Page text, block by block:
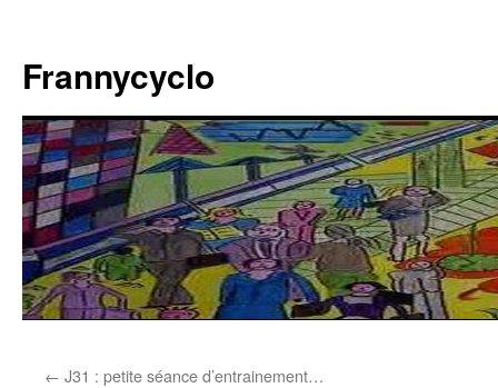
contenu
Frannycyclo
← J31 : petite séance d’entrainement…